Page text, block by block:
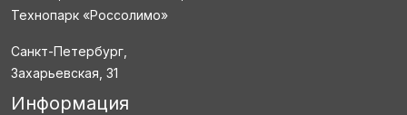
Технопарк «Россолимо»
Санкт-Петербург,
Захарьевская, 31
Информация